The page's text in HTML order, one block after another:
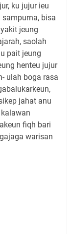
ku jujur ieu
bisa
jeung
saolah
pait jeung
henteu jujur
ulah boga rasa
jahat anu
fiqh bari
warisan